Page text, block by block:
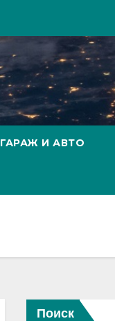
ГАРАЖ И АВТО
Поиск